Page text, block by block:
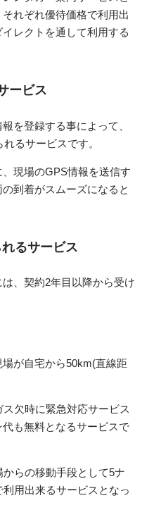
れぞれ優待価格で利用出
レクトを通して利用する
ービス
を登録する事によって、
るサービスです。
現場のGPS情報を送信す
到着がスムーズになると
るサービス
、契約2年目以降から受け
場が自宅から50km(直線距
欠時に緊急対応サービス
も無料となるサービスで
らの移動手段として5ナ
用出来るサービスとなっ